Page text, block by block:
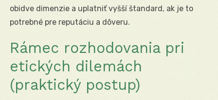
obidve dimenzie a uplatniť vyšší štandard, ak je to
potrebné pre reputáciu a dôveru.
Rámec rozhodovania pri
etických dilemách
(praktický postup)